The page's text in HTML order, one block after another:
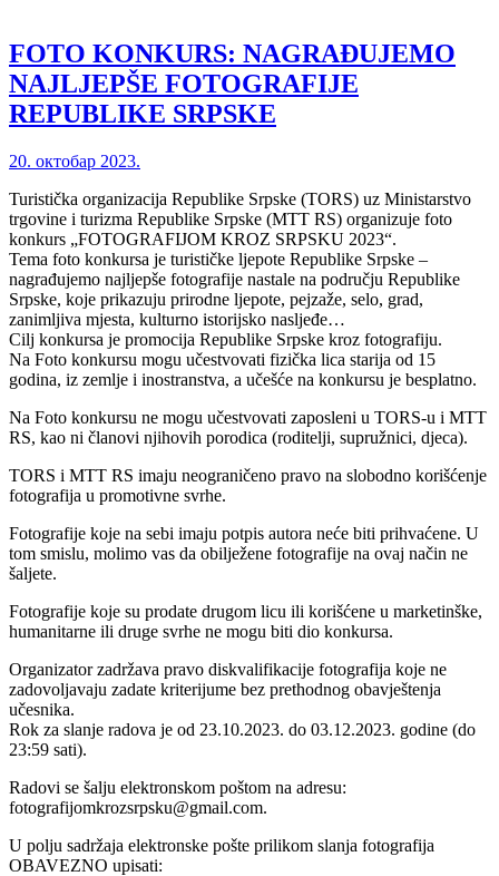
FOTO KONKURS: NAGRAĐUJEMO
NAJLJEPŠE FOTOGRAFIJE
REPUBLIKE SRPSKE
20. октобар 2023.
Turistička organizacija Republike Srpske (TORS) uz Ministarstvo
trgovine i turizma Republike Srpske (MTT RS) organizuje foto
konkurs „FOTOGRAFIJOM KROZ SRPSKU 2023“.
Tema foto konkursa je turističke ljepote Republike Srpske –
nagrađujemo najljepše fotografije nastale na području Republike
Srpske, koje prikazuju prirodne ljepote, pejzaže, selo, grad,
zanimljiva mjesta, kulturno istorijsko nasljeđe…
Cilj konkursa je promocija Republike Srpske kroz fotografiju.
Na Foto konkursu mogu učestvovati fizička lica starija od 15
godina, iz zemlje i inostranstva, a učešće na konkursu je besplatno.
Na Foto konkursu ne mogu učestvovati zaposleni u TORS-u i MTT
RS, kao ni članovi njihovih porodica (roditelji, supružnici, djeca).
TORS i MTT RS imaju neograničeno pravo na slobodno korišćenje
fotografija u promotivne svrhe.
Fotografije koje na sebi imaju potpis autora neće biti prihvaćene. U
tom smislu, molimo vas da obilježene fotografije na ovaj način ne
šaljete.
Fotografije koje su prodate drugom licu ili korišćene u marketinške,
humanitarne ili druge svrhe ne mogu biti dio konkursa.
Organizator zadržava pravo diskvalifikacije fotografija koje ne
zadovoljavaju zadate kriterijume bez prethodnog obavještenja
učesnika.
Rok za slanje radova je od 23.10.2023. do 03.12.2023. godine (do
23:59 sati).
Radovi se šalju elektronskom poštom na adresu:
fotografijomkrozsrpsku@gmail.com.
U polju sadržaja elektronske pošte prilikom slanja fotografija
OBAVEZNO upisati: